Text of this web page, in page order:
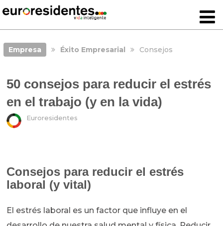
Empresa Éxito Empresarial Consejos
50 consejos para reducir el estrés
en el trabajo (y en la vida)
Euroresidentes
Consejos para reducir el estrés
laboral (y vital)
El estrés laboral es un factor que influye en el